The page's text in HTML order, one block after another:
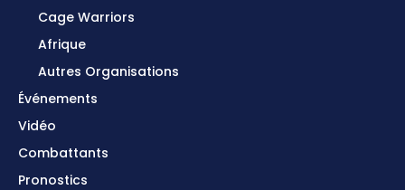
Cage Warriors
Afrique
Autres Organisations
Événements
Vidéo
Combattants
Pronostics